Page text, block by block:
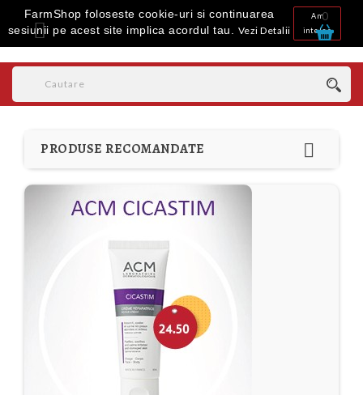

0
PRODUSE RECOMANDATE 
FarmShop foloseste cookie-uri si continuarea
sesiunii pe acest site implica acordul tau. Vezi Detalii
Am
inteles